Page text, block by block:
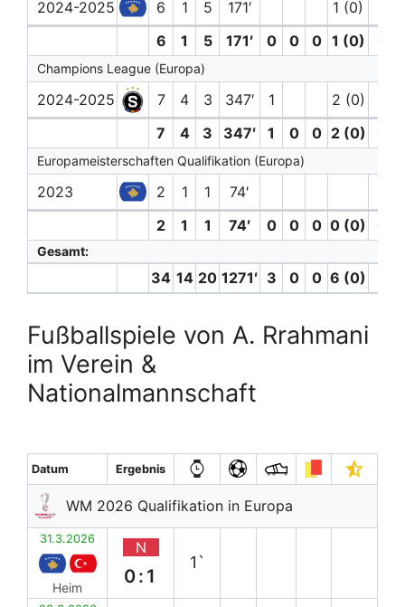
2024-2025 6 1 5 171′
1 (0)
6
1 5 171′ 0 0 0 1 (0) 0
Champions League (Europa)
2024-2025 7 4 3 347′ 1
2 (0)
7
4 3 347′ 1 0 0 2 (0) 0
Europameisterschaften Qualifikation (Europa)
2023 2 1 1
74′
2
1 1 74′ 0 0 0 0 (0) 0
Gesamt:
34 14 20 1271′ 3 0 0 6 (0)
Fußballspiele von A. Rrahmani
im Verein &
Nationalmannschaft
Datum Ergebnis
WM 2026 Qualifikation in Europa
31.3.2026
Heim
N
0:1
1`